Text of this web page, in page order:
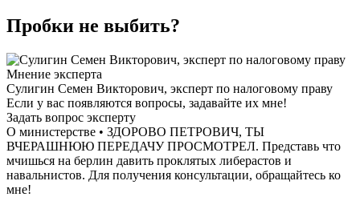
Пробки не выбить?
Мнение эксперта
Сулигин Семен Викторович, эксперт по налоговому праву
Если у вас появляются вопросы, задавайте их мне!
Задать вопрос эксперту
О министерстве • ЗДОРОВО ПЕТРОВИЧ, ТЫ
ВЧЕРАШНЮЮ ПЕРЕДАЧУ ПРОСМОТРЕЛ. Представь что
мчишься на берлин давить проклятых либерастов и
навальнистов. Для получения консультации, обращайтесь ко
мне!